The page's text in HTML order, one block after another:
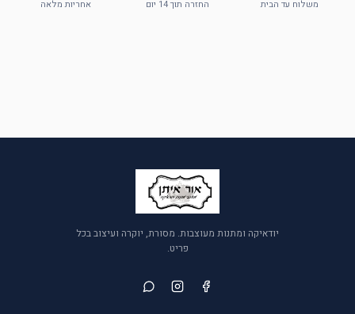
משלוח עד הבית החזרה תוך 14 יום אחריות מלאה
יודאיקה ומתנות מעוצבות. מסורת, יוקרה ועיצוב בכל
פריט.